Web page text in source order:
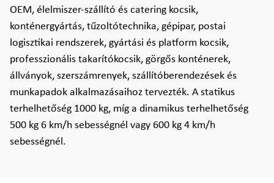
OEM, élelmiszer-szállító és catering kocsik,
konténergyártás, tűzoltótechnika, gépipar, postai
logisztikai rendszerek, gyártási és platform kocsik,
professzionális takarítókocsik, görgős konténerek,
állványok, szerszámrenyek, szállítóberendezések és
munkapadok alkalmazásaihoz tervezték. A statikus
terhelhetőség 1000 kg, míg a dinamikus terhelhetőség
500 kg 6 km/h sebességnél vagy 600 kg 4 km/h
sebességnél.